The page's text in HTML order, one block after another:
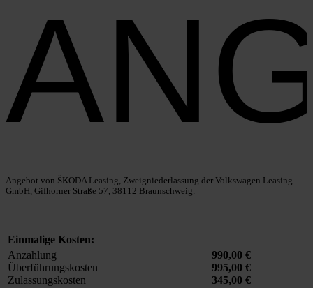
Ange­bot von ŠKODA Lea­sing, Zweig­nie­der­las­sung der Volks­wa­gen Lea­sing
GmbH, Gif­hor­ner Stra­ße 57, 38112 Braun­schweig.
Ein­ma­li­ge Kos­ten:
Anzah­lung
Über­füh­rungs­kos­ten
Zulas­sungs­kos­ten
990,00 €
995,00 €
345,00 €